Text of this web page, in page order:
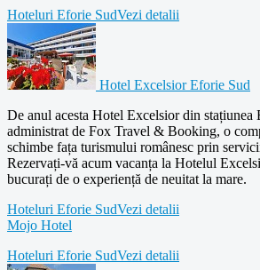
Hoteluri Eforie SudVezi detalii
Hotel Excelsior Eforie Sud
De anul acesta Hotel Excelsior din stațiunea
administrat de Fox Travel & Booking, o
schimbe fața turismului românesc prin
Rezervați-vă acum vacanța la Hotelul
bucurați de o experiență de neuitat la mare.
Hoteluri Eforie SudVezi detalii
Mojo Hotel
Hoteluri Eforie SudVezi detalii